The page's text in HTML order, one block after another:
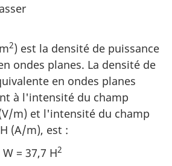
2) est la densité de puissance
ondes planes. La densité de
en ondes planes
à l'intensité du champ
m) et l'intensité du champ
(A/m), est :
= 37,7 H2